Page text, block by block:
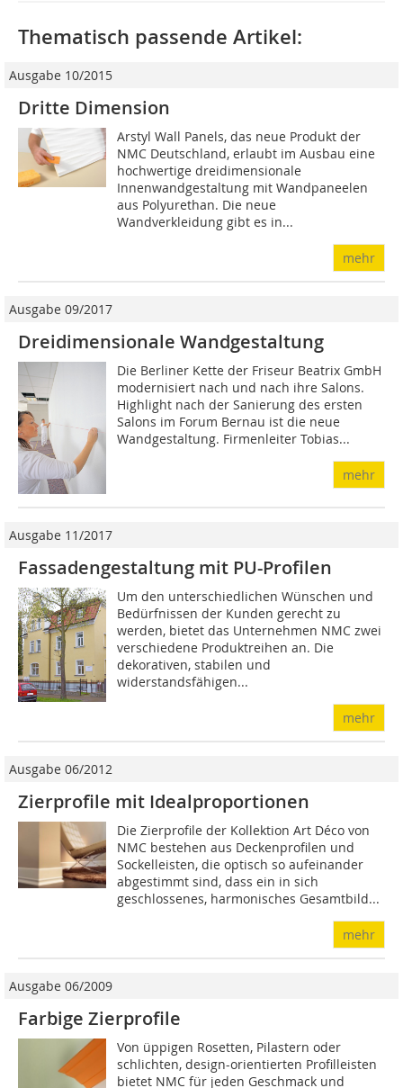
Thematisch passende Artikel:
Ausgabe 10/2015
Dritte Dimension
Arstyl Wall Panels, das neue Produkt der
NMC Deutschland, erlaubt im Ausbau eine
hochwertige dreidimensionale
Innenwandgestaltung mit Wandpaneelen
aus Polyurethan. Die neue
Wandverkleidung gibt es in...
mehr
Ausgabe 09/2017
Dreidimensionale Wandgestaltung
Die Berliner Kette der Friseur Beatrix GmbH
modernisiert nach und nach ihre Salons.
Highlight nach der Sanierung des ersten
Salons im Forum Bernau ist die neue
Wandgestaltung. Firmenleiter Tobias...
mehr
Ausgabe 11/2017
Fassadengestaltung mit PU-Profilen
Um den unterschiedlichen Wünschen und
Bedürfnissen der Kunden gerecht zu
werden, bietet das Unternehmen NMC zwei
verschiedene Produktreihen an. Die
dekorativen, stabilen und
widerstandsfähigen...
mehr
Ausgabe 06/2012
Zierprofile mit Idealproportionen
Die Zierprofile der Kollektion Art Déco von
NMC bestehen aus Deckenprofilen und
Sockelleisten, die optisch so aufeinander
abgestimmt sind, dass ein in sich
geschlossenes, harmonisches Gesamtbild...
mehr
Ausgabe 06/2009
Farbige Zierprofile
Von üppigen Rosetten, Pilastern oder
schlichten, design-orientierten Profilleisten
bietet NMC für jeden Geschmack und